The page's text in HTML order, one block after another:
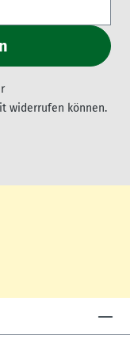
widerrufen können.